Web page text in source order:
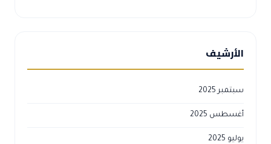
الأرشيف
سبتمبر 2025
أغسطس 2025
يوليو 2025